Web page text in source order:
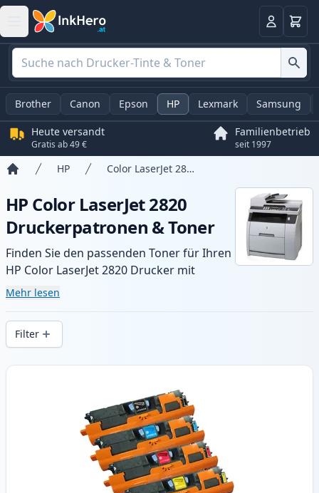
Anmelden
Brother Canon Epson HP Lexmark Samsung
Heute versandt
Gratis ab 49 €
Familienbetrieb
seit 1997
HP Color LaserJet 2820
HP Color LaserJet 2820
Druckerpatronen & Toner
Finden Sie den passenden Toner für Ihren
HP Color LaserJet 2820 Drucker mit
unserer Auswahl an kompatiblen und XL-
gleichbleibender Druckqualität und
schnellem Versand aus lokalem Lager in .
Mehr lesen
Filter
Produkte